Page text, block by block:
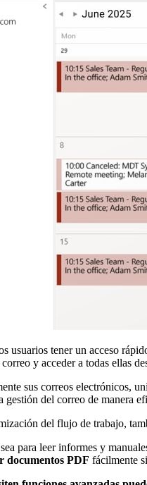
usuarios tener un acceso
y acceder a todas ellas
sus correos electrónicos,
del correo de manera
del flujo de trabajo,
para leer informes y
documentos PDF fácilmente